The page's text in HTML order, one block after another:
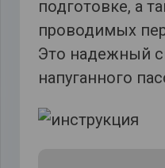
подготовке, а
проводимых
Это надежный
напуганного